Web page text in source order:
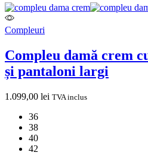
Compleuri
Compleu damă crem
și pantaloni largi
1.099,00 lei TVA inclus
36
38
40
42